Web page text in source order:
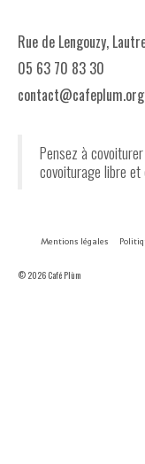
Rue de Lengouzy,
05 63 70 83 30
contact@cafeplum.org
Pensez à
covoiturage libre
Mentions légales
© 2026 Café Plùm